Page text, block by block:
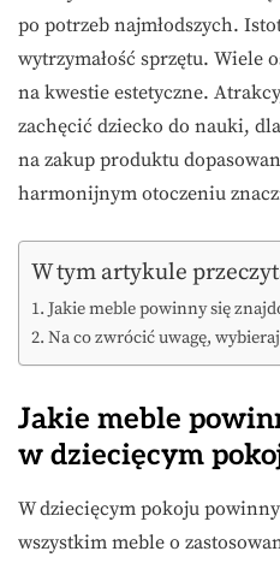
po potrzeb najmłodszych.
wytrzymałość sprzętu. Wiele
na kwestie estetyczne.
zachęcić dziecko do nauki,
na zakup produktu
harmonijnym otoczeniu
W tym artykule
Jakie meble powinny się
Na co zwrócić uwagę,
Jakie meble
w dziecięcym
W dziecięcym pokoju
wszystkim meble o